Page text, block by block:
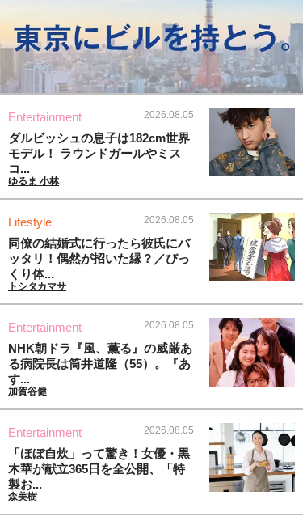
Entertainment 2026.08.05
ダルビッシュの息子は182cm世界
モデル！ ラウンドガールやミス
コ...
ゆるま 小林
Lifestyle 2026.08.05
同僚の結婚式に行ったら彼氏にバ
ッタリ！偶然が招いた縁？／びっ
くり体...
トシタカマサ
Entertainment 2026.08.05
NHK朝ドラ『風、薫る』の威厳あ
る病院長は筒井道隆（55）。『あ
す...
加賀谷健
Entertainment 2026.08.05
「ほぼ自炊」って驚き！女優・黒
木華が献立365日を全公開、「特
製お...
森美樹